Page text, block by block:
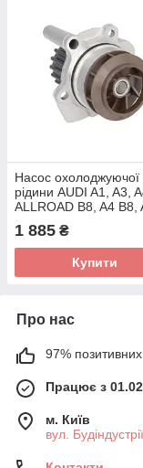
Насос охолоджуючої
рідини AUDI A1, A3,
ALLROAD B8, A4 B8,
A6 C7, Q3, Q5, TT
ALHAMBRA, ALTEA,
1 885 ₴
Купити
Про нас
97% позитивних
Працює з
м. Київ
вул.